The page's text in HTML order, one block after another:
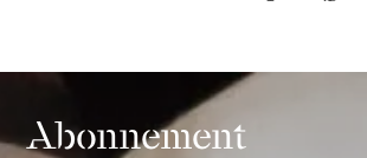
Abonnement